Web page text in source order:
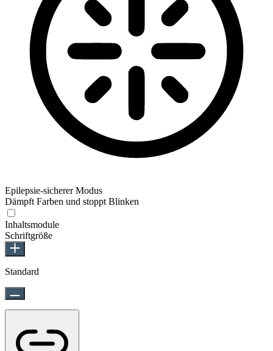
Epilepsie-sicherer Modus
Dämpft Farben und stoppt Blinken
Inhaltsmodule
Schriftgröße
Standard